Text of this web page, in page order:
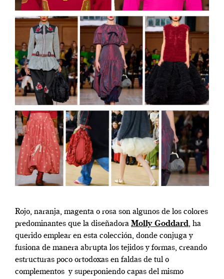
Rojo, naranja, magenta o rosa son algunos de los colores
predominantes que la diseñadora Molly Goddard, ha
querido emplear en esta colección, donde conjuga y
fusiona de manera abrupta los tejidos y formas, creando
estructuras poco ortodoxas en faldas de tul o
complementos y superponiendo capas del mismo